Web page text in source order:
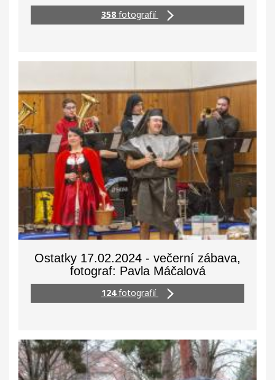
358 fotografií
Ostatky 17.02.2024 - večerní zábava,
fotograf: Pavla Máčalová
124fotografií